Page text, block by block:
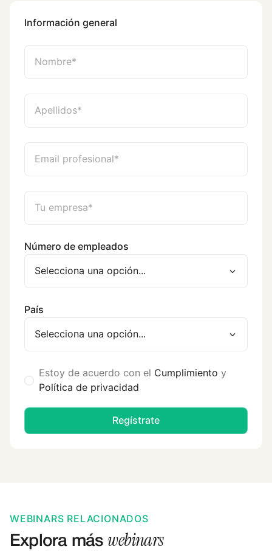
Información general
Número de empleados
País
Estoy de acuerdo con el Cumplimiento y
Política de privacidad
WEBINARS RELACIONADOS
Explora máswebinars